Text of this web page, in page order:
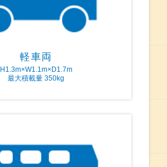
軽車両
H1.3m×W1.1m×D1.7m
最大積載量 350kg